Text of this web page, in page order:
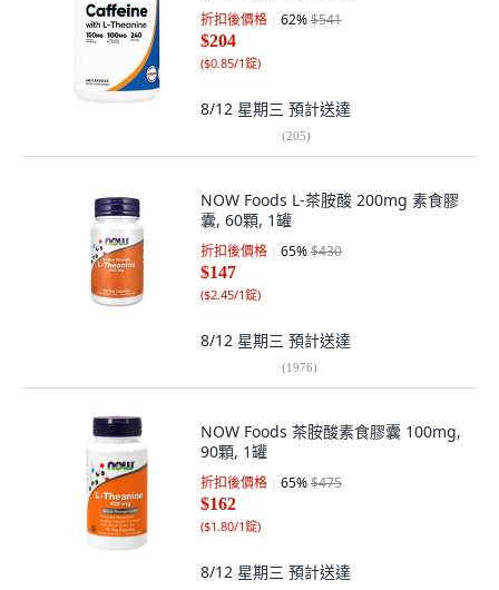
折扣後價格 62%$541
$204
($0.85/1錠)
8/12 星期三 預計送達
(205)
NOW Foods L-茶胺酸 200mg 素食膠
囊, 60顆, 1罐
折扣後價格 65%$430
$147
($2.45/1錠)
8/12 星期三 預計送達
(1976)
NOW Foods 茶胺酸素食膠囊 100mg,
90顆, 1罐
折扣後價格 65%$475
$162
($1.80/1錠)
8/12 星期三 預計送達